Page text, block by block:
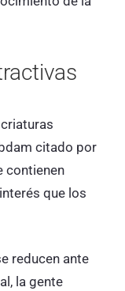
citado por
contienen
que los
reducen ante
la gente